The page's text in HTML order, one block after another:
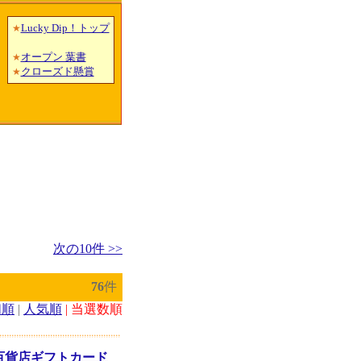
★Lucky Dip！トップ
★オープン 葉書
★クローズド懸賞
次の10件 >>
76件
| 人気順 | 当選数順
貨店ギフトカード